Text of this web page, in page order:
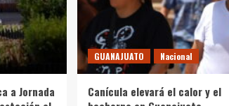
a Jornada
GUANAJUATO Nacional
Canícula elevará el calor y el